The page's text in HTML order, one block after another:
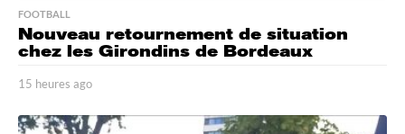
FOOTBALL
Nouveau retournement de situation
chez les Girondins de Bordeaux
15 heures ago
h